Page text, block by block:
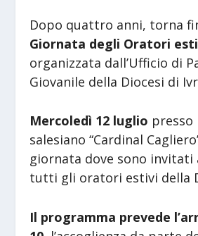
Dopo quattro anni, torna
Giornata degli Oratori
organizzata dall’Ufficio di
Giovanile della Diocesi di
Mercoledì 12 luglio presso
salesiano “Cardinal
giornata dove sono invitati
tutti gli oratori estivi della
Il programma prevede